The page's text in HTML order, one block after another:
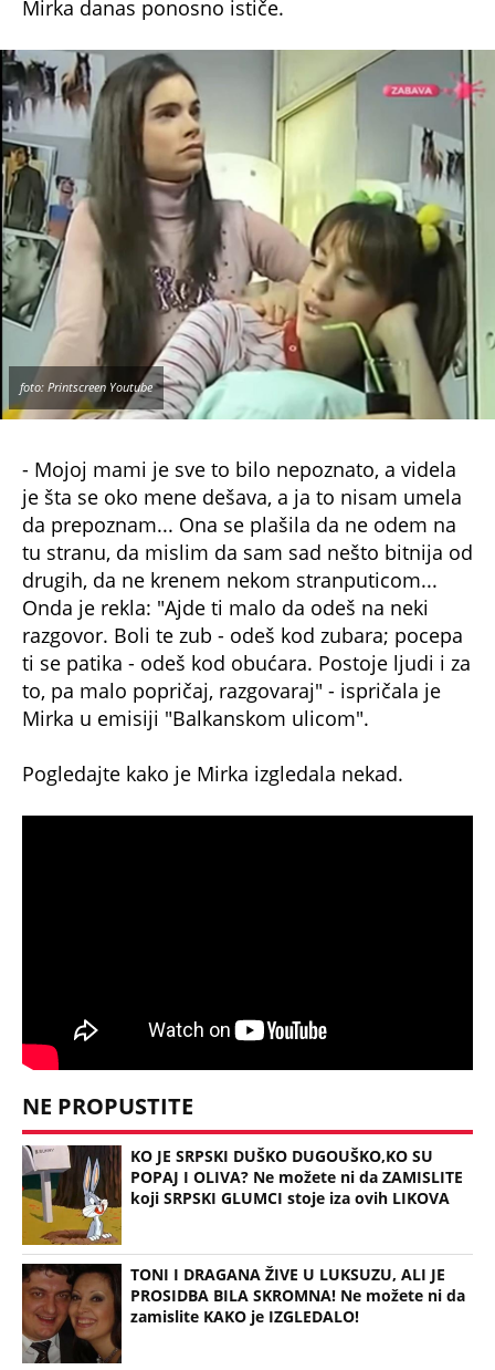
Mirka danas ponosno ističe.
foto: Printscreen Youtube
- Mojoj mami je sve to bilo nepoznato, a videla
je šta se oko mene dešava, a ja to nisam umela
da prepoznam... Ona se plašila da ne odem na
tu stranu, da mislim da sam sad nešto bitnija od
drugih, da ne krenem nekom stranputicom...
Onda je rekla: "Ajde ti malo da odeš na neki
razgovor. Boli te zub - odeš kod zubara; pocepa
ti se patika - odeš kod obućara. Postoje ljudi i za
to, pa malo popričaj, razgovaraj" - ispričala je
Mirka u emisiji "Balkanskom ulicom".
Pogledajte kako je Mirka izgledala nekad.
NE PROPUSTITE
KO JE SRPSKI DUŠKO DUGOUŠKO,KO SU
POPAJ I OLIVA? Ne možete ni da ZAMISLITE
koji SRPSKI GLUMCI stoje iza ovih LIKOVA
TONI I DRAGANA ŽIVE U LUKSUZU, ALI JE
PROSIDBA BILA SKROMNA! Ne možete ni da
zamislite KAKO je IZGLEDALO!